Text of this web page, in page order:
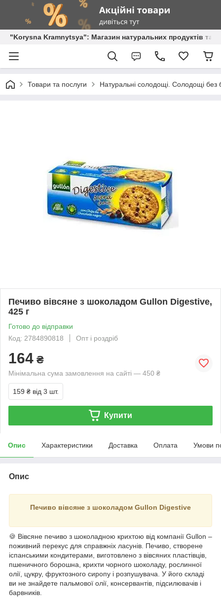
"Korysna Kramnytsya": Магазин натуральних продуктів та
Товари та послуги Натуральні солодощі. Солодощі без
Печиво вівсяне з шоколадом Gullon Digestive,
425 г
Готово до відправки
Код: 2784890818
Опт і роздріб
164 ₴
Мінімальна сума замовлення на сайті — 450 ₴
159 ₴ від 3 шт.
Купити
Опис Характеристики Доставка Оплата Умови
Опис
Печиво вівсяне з шоколадом Gullon Digestive
🍪 Вівсяне печиво з шоколадною крихтою від компанії Gullon –
поживний перекус для справжніх ласунів. Печиво, створене
іспанськими кондитерами, виготовлено з вівсяних пластівців,
пшеничного борошна, крихти чорного шоколаду, рослинної
олії, цукру, фруктозного сиропу і розпушувача. У його складі
ви не знайдете пальмової олії, консервантів, підсилювачів і
барвників.